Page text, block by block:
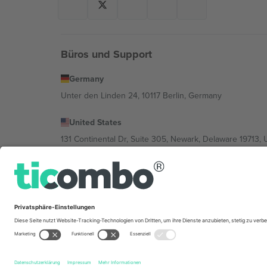
Büros und Support
Germany
Unter den Linden 24, 10117 Berlin, Germany
United States
131 Continental Dr, Suite 305, Newark, Delaware 19713,
Bulgaria
Regus Sofia City West, bul Totleben 53-55, 1606 Sofia,
Mexico
Av Chapultepec 360, Roma Norte, Cuauhtémoc,
im Impressum und in den Allgemeinen